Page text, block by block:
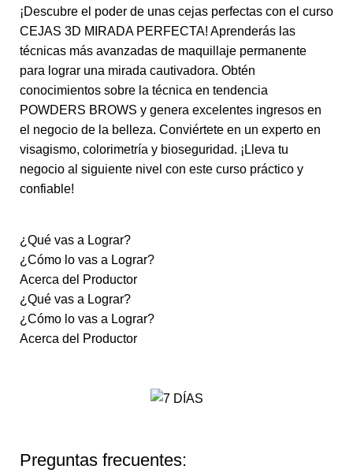
¡Descubre el poder de unas cejas perfectas con el curso
CEJAS 3D MIRADA PERFECTA! Aprenderás las
técnicas más avanzadas de maquillaje permanente
para lograr una mirada cautivadora. Obtén
conocimientos sobre la técnica en tendencia
POWDERS BROWS y genera excelentes ingresos en
el negocio de la belleza. Conviértete en un experto en
visagismo, colorimetría y bioseguridad. ¡Lleva tu
negocio al siguiente nivel con este curso práctico y
confiable!
¿Qué vas a Lograr?
¿Cómo lo vas a Lograr?
Acerca del Productor
¿Qué vas a Lograr?
¿Cómo lo vas a Lograr?
Acerca del Productor
Preguntas frecuentes: